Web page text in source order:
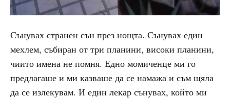
Сънувах странен сън през нощта. Сънувах един
мехлем, събиран от три планини, високи планини,
чиито имена не помня. Едно момиченце ми го
предлагаше и ми казваше да се намажа и съм щяла
да се излекувам. И един лекар сънувах, който ми